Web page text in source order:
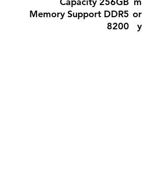
or
y
Memory Support DDR5
8200